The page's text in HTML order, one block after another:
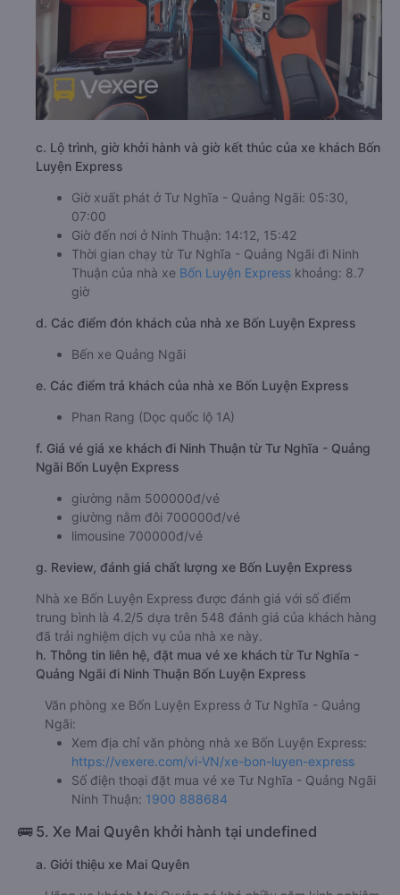
c. Lộ trình, giờ khởi hành và giờ kết thúc của xe khách Bốn
Luyện Express
Giờ xuất phát ở Tư Nghĩa - Quảng Ngãi: 05:30,
07:00
Giờ đến nơi ở Ninh Thuận: 14:12, 15:42
Thời gian chạy từ Tư Nghĩa - Quảng Ngãi đi Ninh
Thuận của nhà xe Bốn Luyện Express khoảng: 8.7
giờ
d. Các điểm đón khách của nhà xe Bốn Luyện Express
Bến xe Quảng Ngãi
e. Các điểm trả khách của nhà xe Bốn Luyện Express
Phan Rang (Dọc quốc lộ 1A)
f. Giá vé giá xe khách đi Ninh Thuận từ Tư Nghĩa - Quảng
Ngãi Bốn Luyện Express
giường nằm 500000đ/vé
giường nằm đôi 700000đ/vé
limousine 700000đ/vé
g. Review, đánh giá chất lượng xe Bốn Luyện Express
Nhà xe Bốn Luyện Express được đánh giá với số điểm
trung bình là 4.2/5 dựa trên 548 đánh giá của khách hàng
đã trải nghiệm dịch vụ của nhà xe này.
h. Thông tin liên hệ, đặt mua vé xe khách từ Tư Nghĩa -
Quảng Ngãi đi Ninh Thuận Bốn Luyện Express
Văn phòng xe Bốn Luyện Express ở Tư Nghĩa - Quảng
Ngãi:
Xem địa chỉ văn phòng nhà xe Bốn Luyện Express:
https://vexere.com/vi-VN/xe-bon-luyen-express
Số điện thoại đặt mua vé xe Tư Nghĩa - Quảng Ngãi
Ninh Thuận: 1900 888684
🚌 5. Xe Mai Quyên khởi hành tại undefined
a. Giới thiệu xe Mai Quyên